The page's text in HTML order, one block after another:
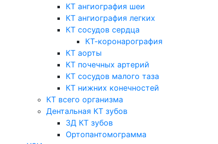
КТ ангиография шеи
КТ ангиография легких
КТ сосудов сердца
КТ-коронарография
КТ аорты
КТ почечных артерий
КТ сосудов малого таза
КТ нижних конечностей
КТ всего организма
Дентальная КТ зубов
3Д КТ зубов
Ортопантомограмма